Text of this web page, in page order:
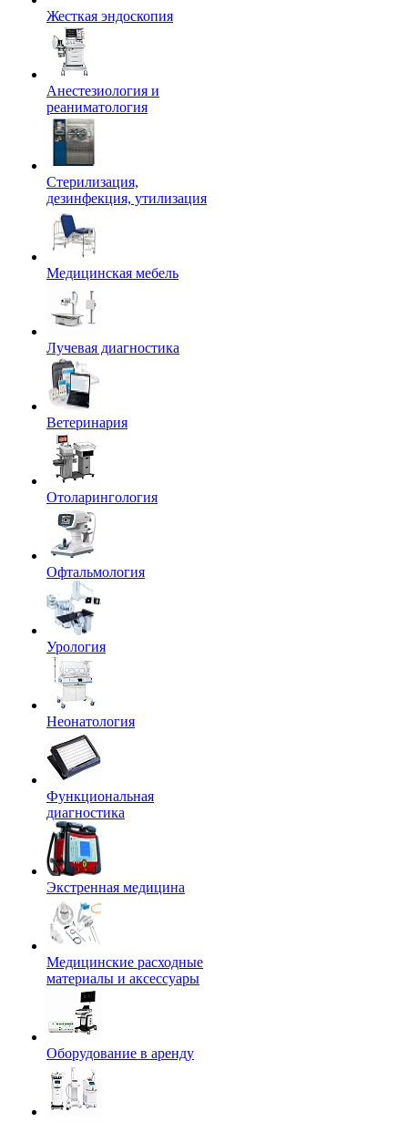
Жесткая эндоскопия
Анестезиология и
реаниматология
Стерилизация,
дезинфекция, утилизация
Медицинская мебель
Лучевая диагностика
Ветеринария
Отоларингология
Офтальмология
Урология
Неонатология
Функциональная
диагностика
Экстренная медицина
Медицинские расходные
материалы и аксессуары
Оборудование в аренду